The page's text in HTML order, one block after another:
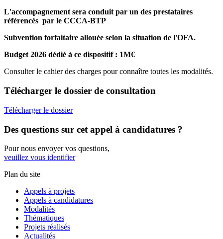
L'accompagnement sera conduit par un des prestataires
référencés par le CCCA-BTP
Subvention forfaitaire allouée selon la situation de l'OFA.
Budget 2026 dédié à ce dispositif : 1M€
Consulter le cahier des charges pour connaître toutes les modalités.
Télécharger le dossier de consultation
Télécharger le dossier
Des questions sur cet appel à candidatures ?
Pour nous envoyer vos questions,
veuillez vous identifier
Plan du site
Appels à projets
Appels à candidatures
Modalités
Thématiques
Projets réalisés
Actualités